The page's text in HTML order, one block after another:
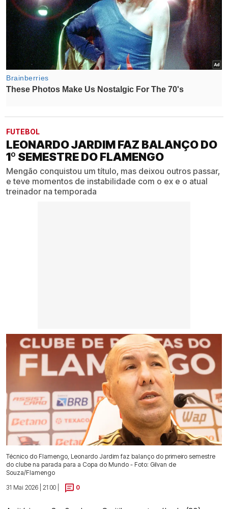
FUTEBOL
LEONARDO JARDIM FAZ BALANÇO DO
1º SEMESTRE DO FLAMENGO
Mengão conquistou um título, mas deixou outros passar,
e teve momentos de instabilidade com o ex e o atual
treinador na temporada
Técnico do Flamengo, Leonardo Jardim faz balanço do primeiro semestre
do clube na parada para a Copa do Mundo - Foto: Gilvan de
Souza/Flamengo
31 Mai 2026 | 21:00 |
0